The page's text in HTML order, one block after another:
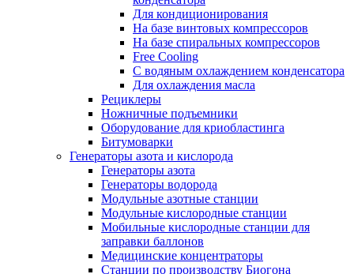
Для кондиционирования
На базе винтовых компрессоров
На базе спиральных компрессоров
Free Cooling
С водяным охлаждением конденсатора
Для охлаждения масла
Рециклеры
Ножничные подъемники
Оборудование для криобластинга
Битумоварки
Генераторы азота и кислорода
Генераторы азота
Генераторы водорода
Модульные азотные станции
Модульные кислородные станции
Мобильные кислородные станции для
заправки баллонов
Медицинские концентраторы
Станции по производству Биогона